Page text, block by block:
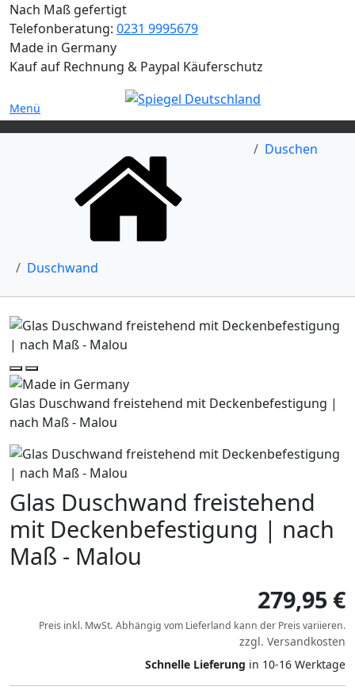
Nach Maß gefertigt
Telefonberatung: 0231 9995679
Made in Germany
Kauf auf Rechnung & Paypal Käuferschutz
Menü
Duschen
Duschwand
Glas Duschwand freistehend mit Deckenbefestigung |
nach Maß - Malou
Glas Duschwand freistehend
mit Deckenbefestigung | nach
Maß - Malou
279,95 €
Preis inkl. MwSt. Abhängig vom Lieferland kann der Preis variieren.
zzgl. Versandkosten
Schnelle Lieferung in 10-16 Werktage